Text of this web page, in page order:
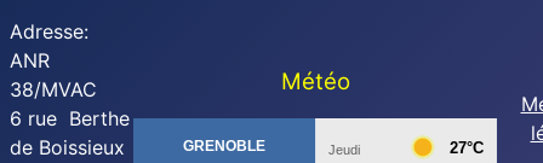
Adresse:
ANR
38/MVAC
6 rue Berthe
de Boissieux
Météo